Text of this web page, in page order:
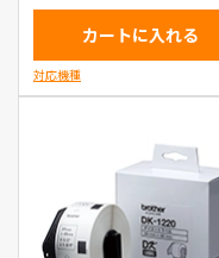
カートに入れる
対応機種